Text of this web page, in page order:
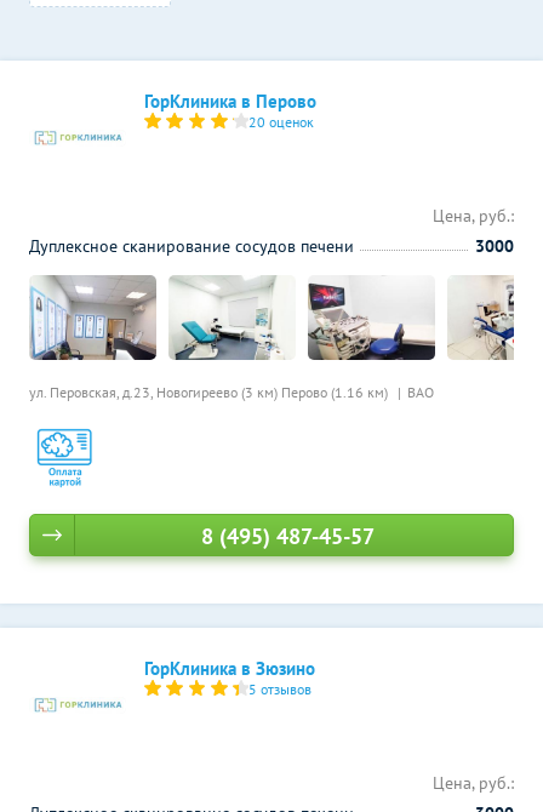
ГорКлиника в Перово
20 оценок
ул. Перовская, д.23, Новогиреево (3 км) Перово (1.16 км) ВАО
Цена, руб.:
Дуплексное сканирование сосудов печени
3000
8 (495) 487-45-57
ГорКлиника в Зюзино
5 отзывов
Цена, руб.: